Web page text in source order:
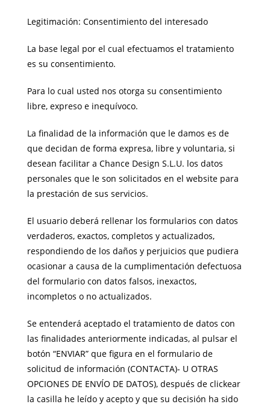
Legitimación: Consentimiento del interesado
La base legal por el cual efectuamos el tratamiento
es su consentimiento.
Para lo cual usted nos otorga su consentimiento
libre, expreso e inequívoco.
La finalidad de la información que le damos es de
que decidan de forma expresa, libre y voluntaria, si
desean facilitar a Chance Design S.L.U. los datos
personales que le son solicitados en el website para
la prestación de sus servicios.
El usuario deberá rellenar los formularios con datos
verdaderos, exactos, completos y actualizados,
respondiendo de los daños y perjuicios que pudiera
ocasionar a causa de la cumplimentación defectuosa
del formulario con datos falsos, inexactos,
incompletos o no actualizados.
Se entenderá aceptado el tratamiento de datos con
las finalidades anteriormente indicadas, al pulsar el
botón “ENVIAR” que figura en el formulario de
solicitud de información (CONTACTA)- U OTRAS
OPCIONES DE ENVÍO DE DATOS), después de clickear
la casilla he leído y acepto y que su decisión ha sido